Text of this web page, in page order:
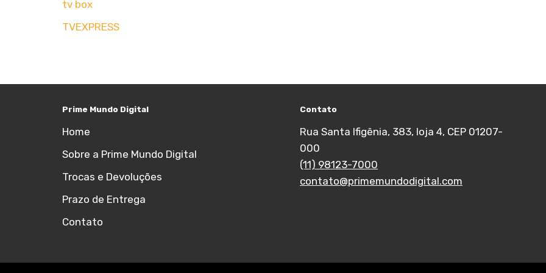
tv box
TVEXPRESS
Prime Mundo Digital
Home
Sobre a Prime Mundo Digital
Trocas e Devoluções
Prazo de Entrega
Contato
Contato
Rua Santa Ifigênia, 383, loja 4, CEP 01207-
000
(11) 98123-7000
contato@primemundodigital.com